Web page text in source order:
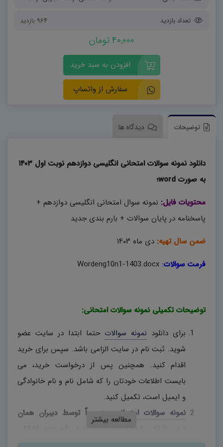
تعداد بازدید 964 بازدید
40,000 تومان
افزودن به سبد خرید
سفارش از واتساپ
توضیحات دیدگاه ها
دانلود نمونه سوالات امتحانی انگلیسی دوازدهم نوبت اول ۱۴۰۳
به صورت word؛
محتویات فایل: نمونه سوال امتحانی انگلیسی دوازدهم +
پاسخنامه در پایان سوالات + بارم بندی جدید
ضمن سال تهیه: دی ماه ۱۴۰۳
فرمت سوالات:
توضیحات تکمیلی نمونه سوالات امتحانی:
برای دانلود نمونه سوالات حتما ابتدا در سایت عضو
شوید. ثبت نام در سایت الزامی باشد. سپس برای خرید
اقدام کنید. همچنین پس از درخواست خرید، می
بایست اطلاعات خودتان را که شامل نام و نام خانوادگی
و ایمیل است، تکمیل کنید.
نمونه سوالات امتحانی
، منحصراً توسط دیبران همان
مطالعه بیشتر